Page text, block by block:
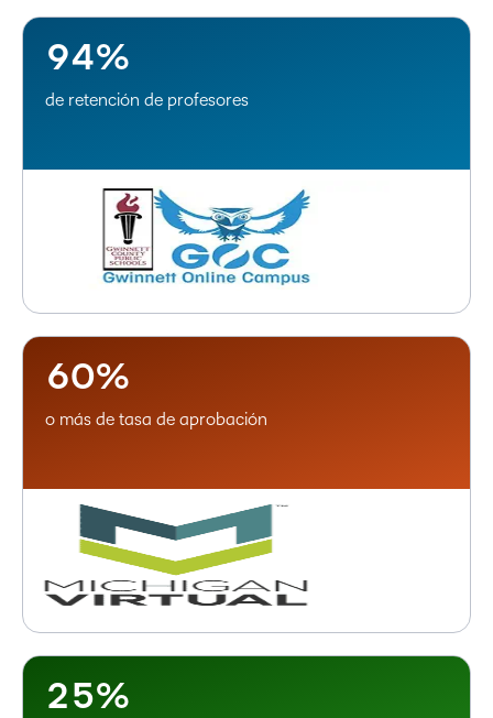
8
9
3
4%
de retención de profesores
–
4
5
6
–
0%
o más de tasa de aprobación
–
0
1
2
0
1
2
3
4
5%